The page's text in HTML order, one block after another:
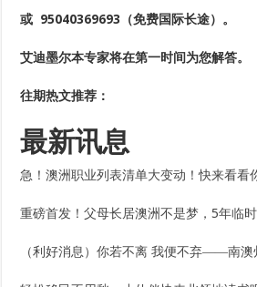
或 95040369693 （免费国际长途）。
艾迪墨尔本专家将在第一时间为您解答。
往期热文推荐：
最新讯息
急！澳洲职业列表清单大变动！快来看看
重磅首发！父母长居澳洲不是梦，5年临
（利好消息）你若不离 我便不弃――南澳